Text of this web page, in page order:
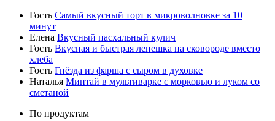
Гость Самый вкусный торт в микроволновке за 10
минут
Елена Вкусный пасхальный кулич
Гость Вкусная и быстрая лепешка на сковороде вместо
хлеба
Гость Гнёзда из фарша с сыром в духовке
Наталья Минтай в мультиварке с морковью и луком со
сметаной
По продуктам